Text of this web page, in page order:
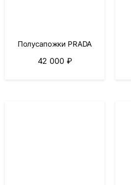
Полусапожки PRADA
42 000 ₽